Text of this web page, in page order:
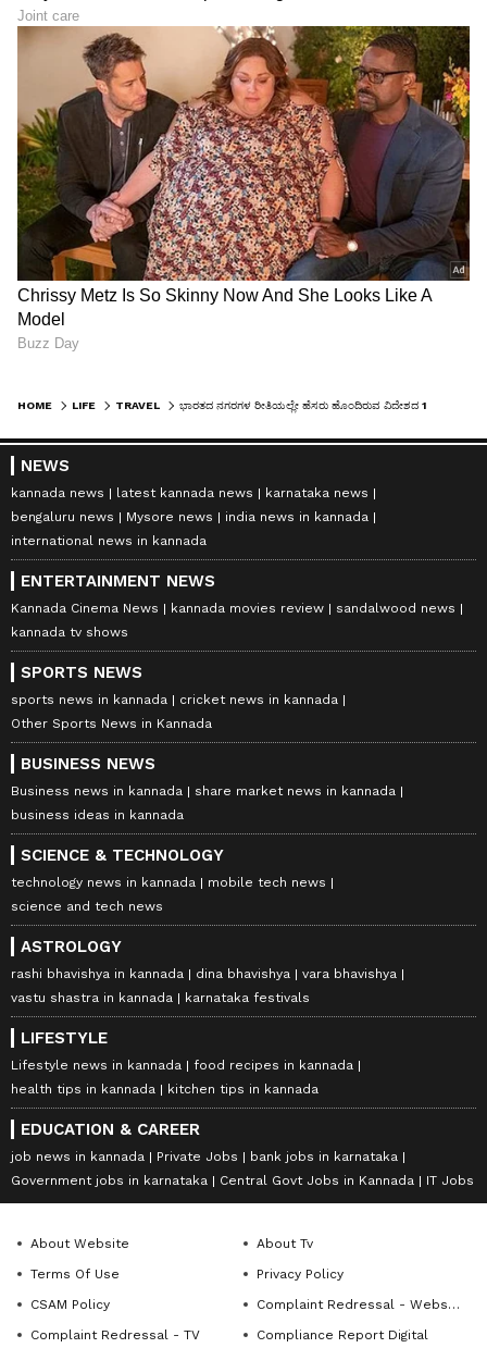
HOME LIFE TRAVEL
NEWS
kannada news latest kannada news
karnataka news
bengaluru news
Mysore news
india news in kannada
international news in kannada
ENTERTAINMENT NEWS
Kannada Cinema News kannada movies review
sandalwood news
kannada tv shows
SPORTS NEWS
sports news in kannada
cricket news in kannada
Other Sports News in Kannada
BUSINESS NEWS
Business news in kannada
share market news in kannada
business ideas in kannada
SCIENCE & TECHNOLOGY
technology news in kannada
mobile tech news
science and tech news
ASTROLOGY
rashi bhavishya in kannada dina bhavishya
vara bhavishya
vastu shastra in kannada
karnataka festivals
LIFESTYLE
Lifestyle news in kannada
food recipes in kannada
health tips in kannada
kitchen tips in kannada
EDUCATION & CAREER
job news in kannada Private Jobs
bank jobs in karnataka
Government jobs in karnataka
Central Govt Jobs in Kannada IT Jobs
About Website
About Tv
Terms Of Use
Privacy Policy
CSAM Policy
Complaint Redressal - Website
Complaint Redressal - TV
Compliance Report Digital